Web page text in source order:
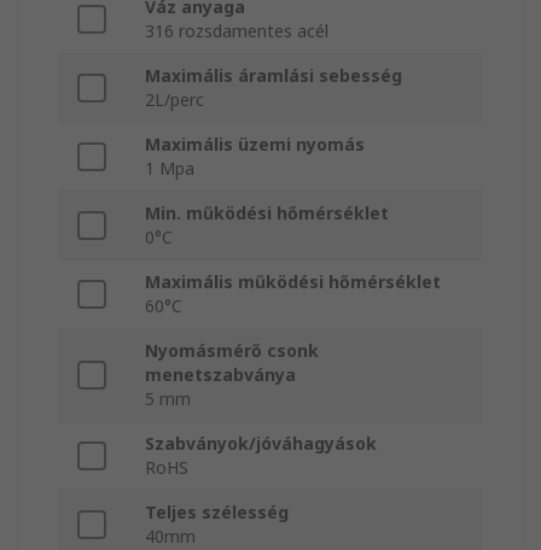
Váz anyaga
316 rozsdamentes acél
Maximális áramlási sebesség
2L/perc
Maximális üzemi nyomás
1 Mpa
Min. működési hőmérséklet
0°C
Maximális működési hőmérséklet
60°C
Nyomásmérő csonk
menetszabványa
5 mm
Szabványok/jóváhagyások
RoHS
Teljes szélesség
40mm